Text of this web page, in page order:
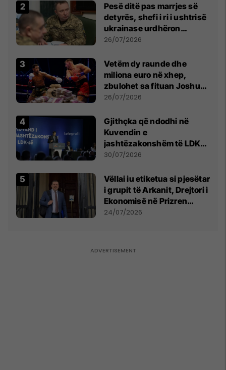
Pesë ditë pas marrjes së
detyrës, shefi i ri i ushtrisë
ukrainase urdhëron
kontroll të madh
26/07/2026
Vetëm dy raunde dhe
miliona euro në xhep,
zbulohet sa fituan Joshua
e Prenga
26/07/2026
Gjithçka që ndodhi në
Kuvendin e
jashtëzakonshëm të LDK-
së
30/07/2026
Vëllai iu etiketua si pjesëtar
i grupit të Arkanit, Drejtori i
Ekonomisë në Prizren
mohon pretendimet
24/07/2026